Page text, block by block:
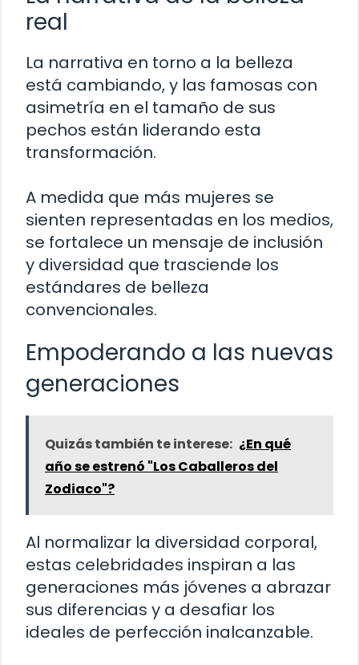
real
La narrativa en torno a la belleza
está cambiando, y las famosas con
asimetría en el tamaño de sus
pechos están liderando esta
transformación.
A medida que más mujeres se
sienten representadas en los medios,
se fortalece un mensaje de inclusión
y diversidad que trasciende los
estándares de belleza
convencionales.
Empoderando a las nuevas
generaciones
Quizás también te interese: ¿En qué
año se estrenó "Los Caballeros del
Zodiaco"?
Al normalizar la diversidad corporal,
estas celebridades inspiran a las
generaciones más jóvenes a abrazar
sus diferencias y a desafiar los
ideales de perfección inalcanzable.